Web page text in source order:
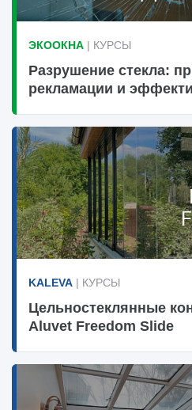
ЭКООКНА | КУРСЫ
Разрушение стекла:
рекламации и
KALEVA | КУРСЫ
Цельностеклянные
Aluvet Freedom Slide